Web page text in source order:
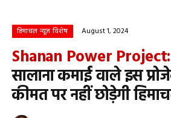
हिमाचल न्यूज़ विशेष August 1, 2024
Shanan Power Project:
सालाना कमाई वाले इस
कीमत पर नहीं छोड़ेगी